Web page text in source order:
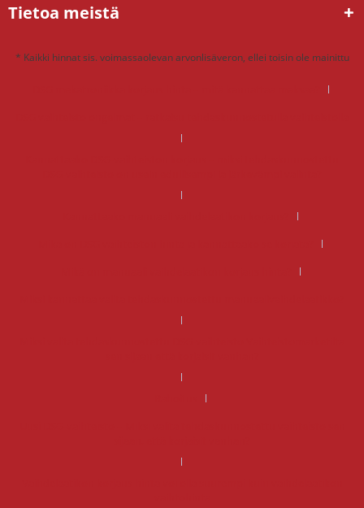
Tietoa meistä
* Kaikki hinnat sis. voimassaolevan arvonlisäveron, ellei toisin ole mainittu